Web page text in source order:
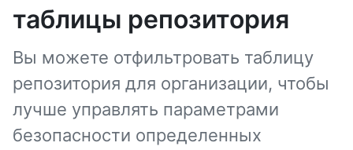
таблицы репозитория
Вы можете отфильтровать таблицу
репозитория для организации, чтобы
лучше управлять параметрами
безопасности определенных